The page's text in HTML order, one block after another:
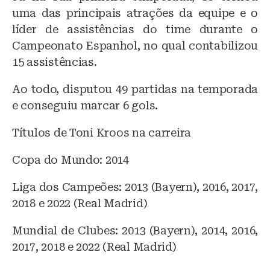
uma das principais atrações da equipe e o
líder de assistências do time durante o
Campeonato Espanhol, no qual contabilizou
15 assistências.
Ao todo, disputou 49 partidas na temporada
e conseguiu marcar 6 gols.
Títulos de Toni Kroos na carreira
Copa do Mundo: 2014
Liga dos Campeões: 2013 (Bayern), 2016, 2017,
2018 e 2022 (Real Madrid)
Mundial de Clubes: 2013 (Bayern), 2014, 2016,
2017, 2018 e 2022 (Real Madrid)